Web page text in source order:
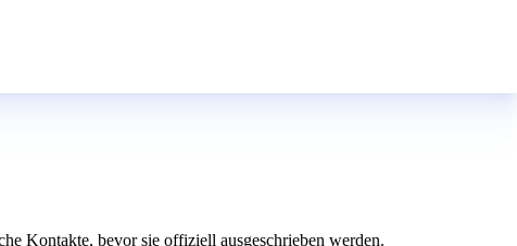
Kontakte, bevor sie offiziell ausgeschrieben werden.